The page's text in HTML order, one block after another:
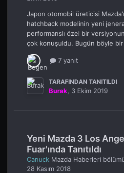
Japon otomobil üreticisi
hatchback modelinin yeni
performanslı özel bir
çok konuşuldu. Bugün böyle
7 yanıt
TARAFINDAN TANITILDI
Burak, 3 Ekim 2019
Yeni Mazda 3 Los
Fuar'ında Tanıtıldı
Canuck Mazda Haberleri
28 Kasım 2018